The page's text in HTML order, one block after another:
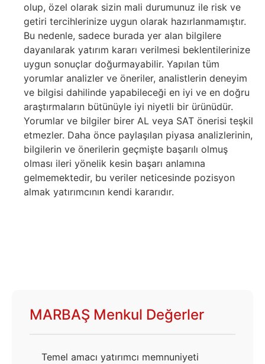
olup, özel olarak sizin mali durumunuz ile risk ve
getiri tercihlerinize uygun olarak hazırlanmamıştır.
Bu nedenle, sadece burada yer alan bilgilere
dayanılarak yatırım kararı verilmesi beklentilerinize
uygun sonuçlar doğurmayabilir. Yapılan tüm
yorumlar analizler ve öneriler, analistlerin deneyim
ve bilgisi dahilinde yapabileceği en iyi ve en doğru
araştırmaların bütünüyle iyi niyetli bir ürünüdür.
Yorumlar ve bilgiler birer AL veya SAT önerisi teşkil
etmezler. Daha önce paylaşılan piyasa analizlerinin,
bilgilerin ve önerilerin geçmişte başarılı olmuş
olması ileri yönelik kesin başarı anlamına
gelmemektedir, bu veriler neticesinde pozisyon
almak yatırımcının kendi kararıdır.
MARBAŞ Menkul Değerler
Temel amacı yatırımcı memnuniyeti